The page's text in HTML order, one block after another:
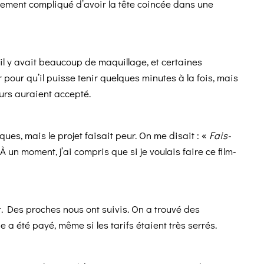
compliqué d’avoir la tête coincée dans une
y avait beaucoup de maquillage, et certaines
qu’il puisse tenir quelques minutes à la fois, mais
auraient accepté.
mais le projet faisait peur. On me disait : « Fais-
un moment, j’ai compris que si je voulais faire ce film-
Des proches nous ont suivis. On a trouvé des
a été payé, même si les tarifs étaient très serrés.